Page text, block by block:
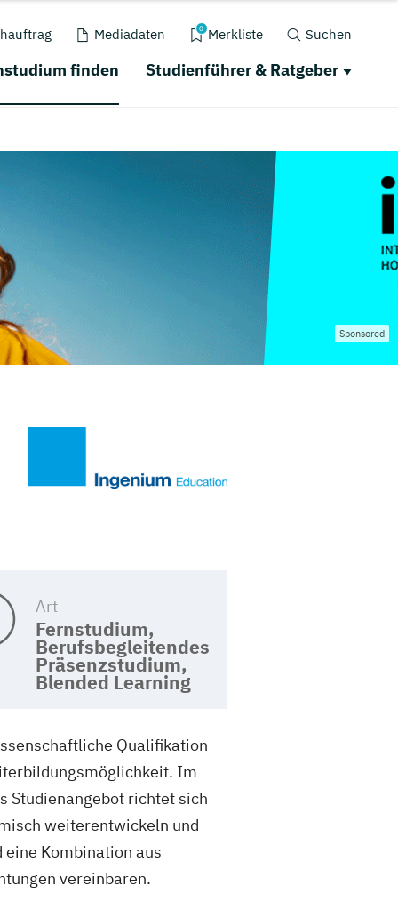
Mediadaten 0 Merkliste Suchen
finden Studienführer & Ratgeber
Sponsored
Art
Fernstudium,
Berufsbegleitendes
Präsenzstudium,
Blended Learning
Qualifikation
Im
Studienangebot richtet sich
weiterentwickeln und
Kombination aus
vereinbaren.